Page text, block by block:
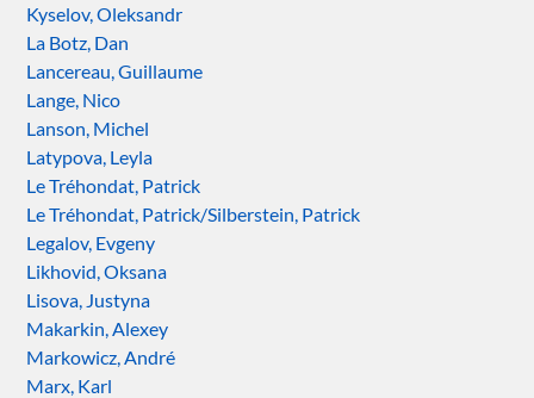
Kyselov, Oleksandr
La Botz, Dan
Lancereau, Guillaume
Lange, Nico
Lanson, Michel
Latypova, Leyla
Le Tréhondat, Patrick
Le Tréhondat, Patrick/Silberstein, Patrick
Legalov, Evgeny
Likhovid, Oksana
Lisova, Justyna
Makarkin, Alexey
Markowicz, André
Marx, Karl